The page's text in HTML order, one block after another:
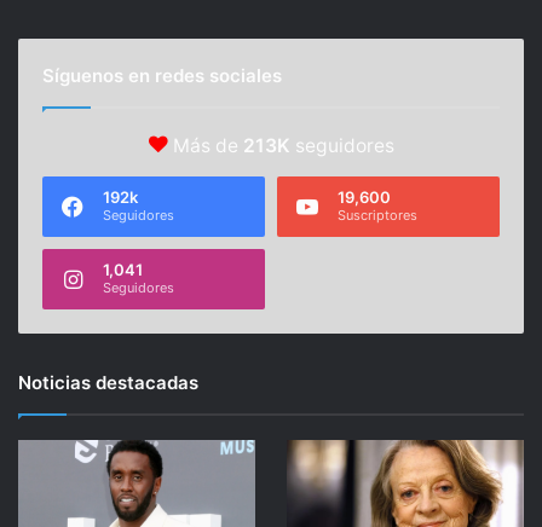
Síguenos en redes sociales
Más de 213K seguidores
192k
Seguidores
19,600
Suscriptores
1,041
Seguidores
Noticias destacadas